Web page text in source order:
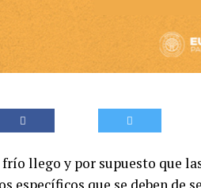
llego y por supuesto que